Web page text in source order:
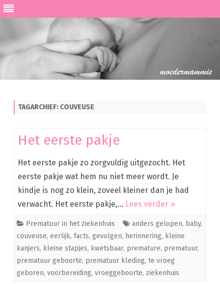
TAGARCHIEF: COUVEUSE
Het eerste pakje
Het eerste pakje zo zorgvuldig uitgezocht. Het
eerste pakje wat hem nu niet meer wordt. Je
kindje is nog zo klein, zoveel kleiner dan je had
verwacht. Het eerste pakje,… Lees verder »
Prematuur in het ziekenhuis anders gelopen, baby,
couveuse, eerlijk, facts, gevolgen, herinnering, kleine
kanjers, kleine stapjes, kwetsbaar, premature, prematuur,
prematuur geboorte, prematuur kleding, te vroeg
geboren, voorbereiding, vroeggeboorte, ziekenhuis